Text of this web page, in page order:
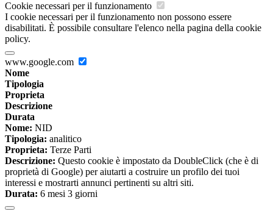
Cookie necessari per il funzionamento
I cookie necessari per il funzionamento non possono essere
disabilitati. È possibile consultare l'elenco nella pagina della cookie
policy.
www.google.com
Nome
Tipologia
Proprieta
Descrizione
Durata
Nome: NID
Tipologia: analitico
Proprieta: Terze Parti
Descrizione: Questo cookie è impostato da DoubleClick (che è di
proprietà di Google) per aiutarti a costruire un profilo dei tuoi
interessi e mostrarti annunci pertinenti su altri siti.
Durata: 6 mesi 3 giorni